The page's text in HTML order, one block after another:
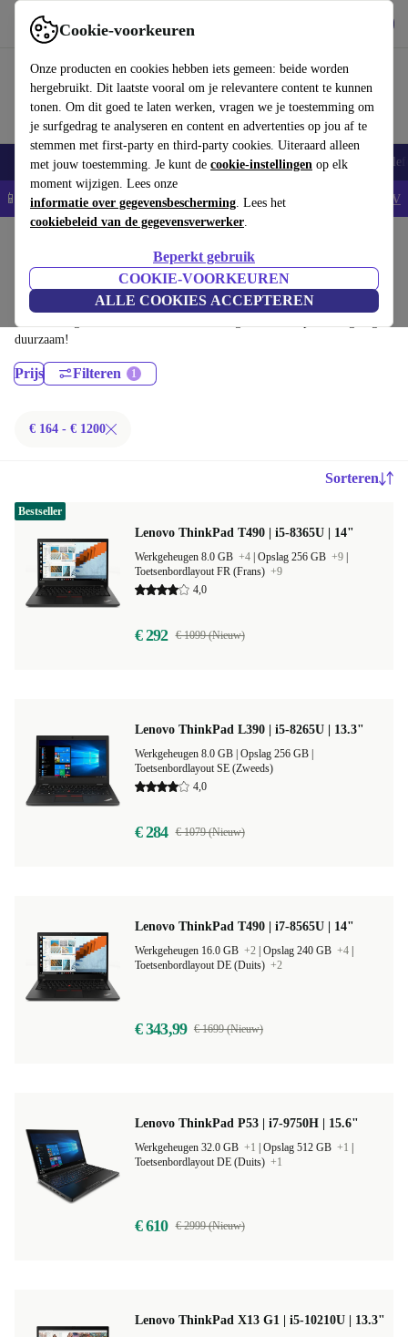
Cookie-voorkeuren
Onze producten en cookies hebben iets gemeen: beide worden
hergebruikt. Dit laatste vooral om je relevantere content te kunnen
tonen. Om dit goed te laten werken, vragen we je toestemming om
je surfgedrag te analyseren en content en advertenties op jou af te
stemmen met first-party en third-party cookies. Uiteraard alleen
met jouw toestemming. Je kunt de cookie-instellingen op elk
moment wijzigen. Lees onze
informatie over gegevensbescherming. Lees het
cookiebeleid van de gegevensverwerker.
Beperkt gebruik
COOKIE-VOORKEUREN
ALLE COOKIES ACCEPTEREN
Gebruik refurbed snel en eenvoudig
Smartphones Laptops Tablets Smartwatches Accessoires
📱5% EXTRA korting op alle iPhones – Code: IPHONEDEAL - AV
Lenovo Laptops:
Gecertificeerd refurbished Lenovo Laptops onder 1200€ – bespaar tot
40%. 30 dagen retourrecht & 12 maanden garantie. Shop vandaag nog
duurzaam!
Prijs Filteren
€ 164 - € 1200
Sorteren
Lenovo ThinkPad T490 | i5-8365U | 14"
Werkgeheugen 8.0 GB +4 Opslag 256 GB +9
Toetsenbordlayout FR (Frans) +9
4,0
€ 292 € 1099 (Nieuw)
Bestseller
Lenovo ThinkPad L390 | i5-8265U | 13.3"
Toetsenbordlayout SE (Zweeds)
4,0
€ 284 € 1079 (Nieuw)
Lenovo ThinkPad T490 | i7-8565U | 14"
Werkgeheugen 16.0 GB +2 Opslag 240 GB +4
Toetsenbordlayout DE (Duits) +2
€ 343,99 € 1699 (Nieuw)
Lenovo ThinkPad P53 | i7-9750H | 15.6"
Werkgeheugen 32.0 GB +1 Opslag 512 GB +1
Toetsenbordlayout DE (Duits) +1
€ 610 € 2999 (Nieuw)
Lenovo ThinkPad X13 G1 | i5-10210U | 13.3"